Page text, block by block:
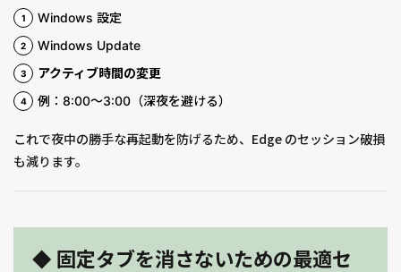
Windows 設定
Windows Update
アクティブ時間の変更
例：8:00〜3:00（深夜を避ける）
これで夜中の勝手な再起動を防げるため、Edge のセッション破損
も減ります。
◆ 固定タブを消さないための最適セ